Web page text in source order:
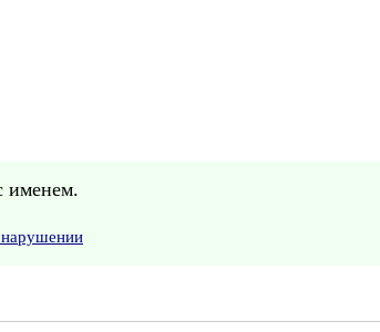
именем.
нарушении